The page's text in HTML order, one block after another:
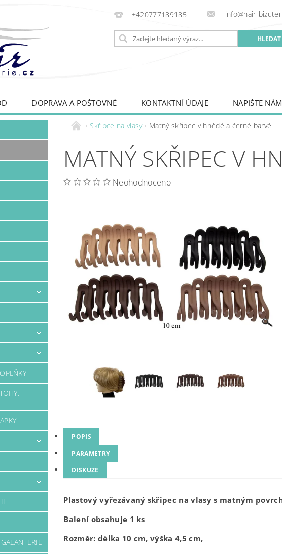
+420777189185 info@hair-
DOPRAVA A POŠTOVNÉ KONTAKTNÍ ÚDAJE NAPIŠTE NÁM
Skřipce na vlasy Matný skřipec v hnědé a černé barvě
MATNÝ SKŘIPEC V
Neohodnoceno
POPIS
PARAMETRY
DISKUZE
Plastový vyřezávaný skřipec na vlasy s matným
Balení obsahuje 1 ks
Rozměr: délka 10 cm, výška 4,5 cm,